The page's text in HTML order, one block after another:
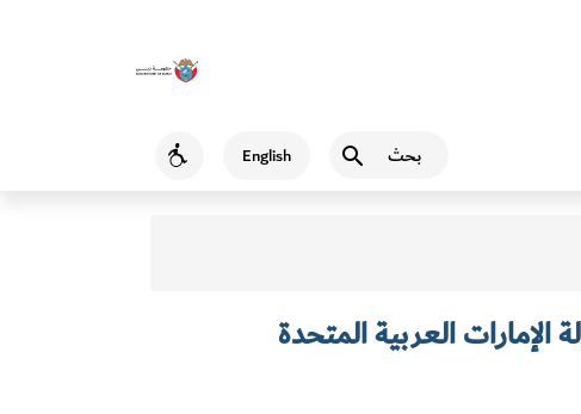
English
Accessibility
الإمارات العربية المتحدة